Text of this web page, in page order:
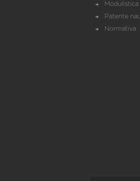
Modulistica
Patente
Normativa